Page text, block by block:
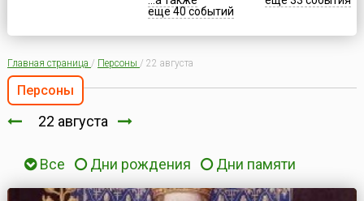
еще 40 событий
Главная страница / Персоны / 22 августа
Персоны
22 августа
Все Дни рождения Дни памяти